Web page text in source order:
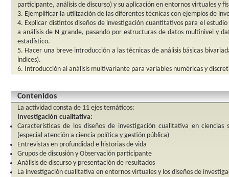
participante, análisis de discurso) y su aplicación en entornos virtuales y
3. Ejemplificar la utilización de las diferentes técnicas con ejemplos de
4. Explicar distintos diseños de investigación cuantitativos para el
a análisis de N grande, pasando por estructuras de datos multinivel y
estadístico.
5. Hacer una breve introducción a las técnicas de análisis básicas
índices).
6. Introducción al análisis multivariante para variables numéricas y
Contenidos
La actividad consta de 11 ejes temáticos:
Investigación cualitativa:
Características de los diseños de investigación cualitativa en ciencias
(especial atención a ciencia política y gestión pública)
Entrevistas en profundidad e historias de vida
Grupos de discusión y Observación participante
Análisis de discurso y presentación de resultados
La investigación cualitativa en entornos virtuales y los diseños de